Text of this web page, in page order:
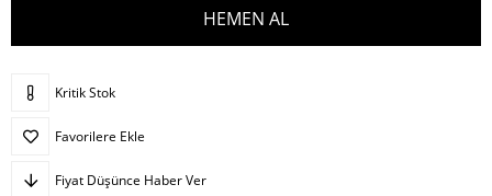
Kritik Stok
Favorilere Ekle
Fiyat Düşünce Haber Ver